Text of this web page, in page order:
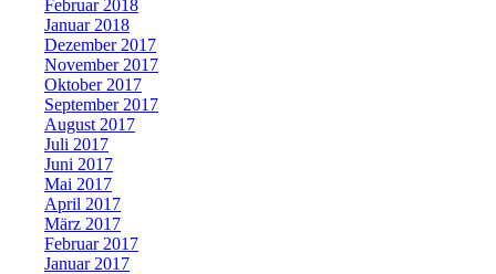
Februar 2018
Januar 2018
Dezember 2017
November 2017
Oktober 2017
September 2017
August 2017
Juli 2017
Juni 2017
Mai 2017
April 2017
März 2017
Februar 2017
Januar 2017